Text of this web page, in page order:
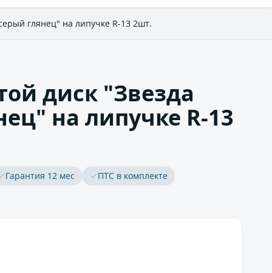
глянец" на липучке R-13 2шт.
диск "Звезда
на липучке R-13
Гарантия 12 мес ПТС в комплекте